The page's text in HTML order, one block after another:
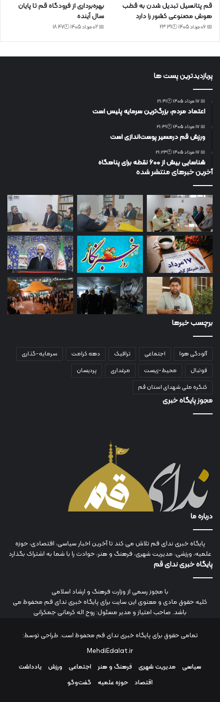
قم پتانسیل تبدیل شدن به قطب
هوش مصنوعی کشور را دارد
📅 06 مرداد 1405 🕙23:31
بهره‌برداری از فرودگاه قم تا پایان
سال آینده
📅 02 مرداد 1405 🕙18:47
پربازدیدترین پست ها
📅 17 مرداد 1405 🕙21:41
اعتماد مردم، بزرگ‌ترین سرمایه پلیس است
📅 17 مرداد 1405 🕙21:31
ورزش قم درمسیر پوست‌اندازی است
📅 17 مرداد 1405 🕙21:23
شناسایی بیش از ۶۰۰ نقطه برای پناهگاه
آخرین خبرهای منتشر شده
برچسب خبرها
آلودگی هوا اجتماعی ترافیک دهه کرامت
سرمایه-گذاری
فوتبال
محیط-زیست مرغداری
پردیسان
کنگره ملی شهدای استان قم
مجوز پایگاه خبری
درباره ما
پایگاه خبری ندای قم تلاش می کند تا آخرین اخبار سیاسی، اقتصادی، حوزه
علمیه، ورزشی، مدیریت شهری، فرهنگ و هنر، حوادث را با شما به اشتراک بگذارد
پایگاه خبری ندای قم
با مجوز رسمی از وزارت فرهنگ و ارشاد اسلامی
کلیه حقوق مادی و معنوی این سایت برای پایگاه خبری ندای قم محفوظ می
باشد. صاحب امتیاز و مدیر مسئول: روح اله کرمانی جمکرانی
تمامی حقوق برای پایگاه خبری ندای قم محفوظ است. طراحی توسط:
MehdiEdalat.ir
سیاسی
مدیریت شهری فرهنگ و هنر اجتماعی ورزش
یادداشت
اقتصاد
حوزه علمیه گفت‌وگو